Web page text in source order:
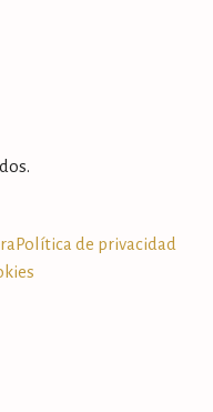
Política de privacidad